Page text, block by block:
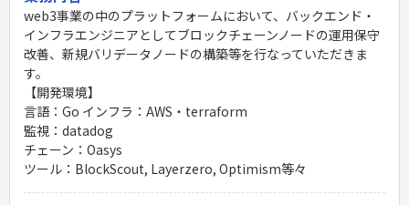
web3事業の中のプラットフォームにおいて、バックエンド・
インフラエンジニアとしてブロックチェーンノードの運用保守
改善、新規バリデータノードの構築等を行なっていただきま
す。
【開発環境】
言語：Go インフラ：AWS・terraform
監視：datadog
チェーン：Oasys
ツール：BlockScout, Layerzero, Optimism等々